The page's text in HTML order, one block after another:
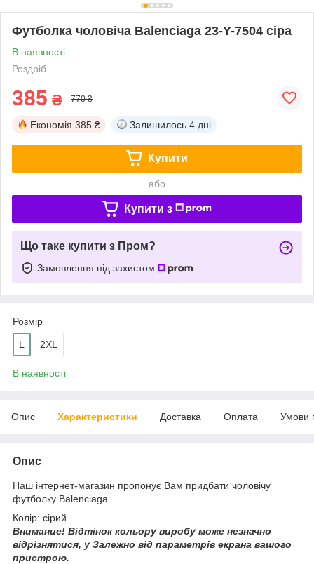
Футболка чоловіча Balenciaga 23-Y-7504 сіра
В наявності
Роздріб
385 ₴ 770 ₴
Економія 385 ₴ Залишилось 4 дні
Купити
або
Купити з
Що таке купити з Пром?
Замовлення під захистом
Розмір
L 2XL
В наявності
Опис Характеристики Доставка Оплата Умови
Опис
Наш інтернет-магазин пропонує Вам придбати чоловічу
футболку Balenciaga.
Колір: сірий
Внимание! Відтінок кольору виробу може незначно
відрізнятися, у Залежно від параметрів екрана вашого
пристрою.